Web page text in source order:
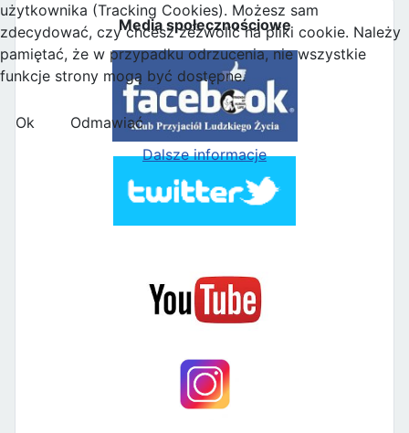
Media społecznościowe
użytkownika (Tracking Cookies). Możesz sam
zdecydować, czy chcesz zezwolić na pliki cookie. Należy
pamiętać, że w przypadku odrzucenia, nie wszystkie
funkcje strony mogą być dostępne.
Ok
Odmawiać
Dalsze informacje